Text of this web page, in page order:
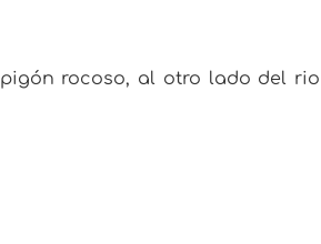
rocoso, al otro lado del rio